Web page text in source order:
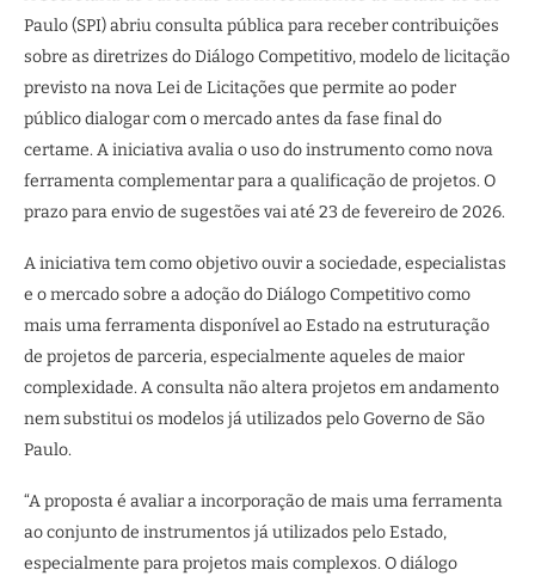
Paulo (SPI) abriu consulta pública para receber contribuições
sobre as diretrizes do Diálogo Competitivo, modelo de licitação
previsto na nova Lei de Licitações que permite ao poder
público dialogar com o mercado antes da fase final do
certame. A iniciativa avalia o uso do instrumento como nova
ferramenta complementar para a qualificação de projetos. O
prazo para envio de sugestões vai até 23 de fevereiro de 2026.
A iniciativa tem como objetivo ouvir a sociedade, especialistas
e o mercado sobre a adoção do Diálogo Competitivo como
mais uma ferramenta disponível ao Estado na estruturação
de projetos de parceria, especialmente aqueles de maior
complexidade. A consulta não altera projetos em andamento
nem substitui os modelos já utilizados pelo Governo de São
Paulo.
“A proposta é avaliar a incorporação de mais uma ferramenta
ao conjunto de instrumentos já utilizados pelo Estado,
especialmente para projetos mais complexos. O diálogo